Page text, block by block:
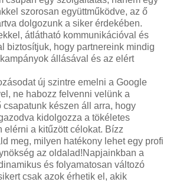
szorosan együttműködve, az ő
dolgozunk a siker érdekében.
átlátható kommunikációval és
biztosítjuk, hogy partnereink mindig
állásával és az elért
új szintre emelni a Google
ne habozz felvenni velünk a
csapatunk készen áll arra, hogy
kidolgozza a tökéletes
elérni a kitűzött célokat. Bízz
meg, milyen hatékony lehet egy profi
az oldalad!Napjainkban a
és folyamatosan változó
csak azok érhetik el, akik